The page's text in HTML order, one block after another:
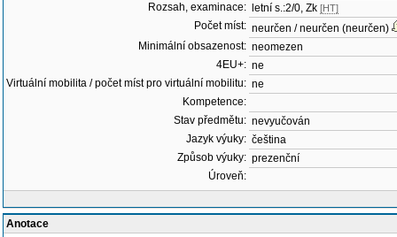
Rozsah, examinace:
letní s.:2/0, Zk [HT]
Počet míst: neurčen / neurčen (neurčen)
Minimální obsazenost: neomezen
4EU+: ne
Virtuální mobilita / počet míst pro virtuální mobilitu: ne
Kompetence:
Stav předmětu: nevyučován
Jazyk výuky: čeština
Způsob výuky: prezenční
Úroveň:
Anotace